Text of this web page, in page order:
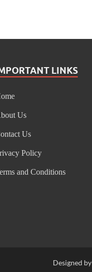
LINKS
Us
Us
Policy
and Conditions
Designed by